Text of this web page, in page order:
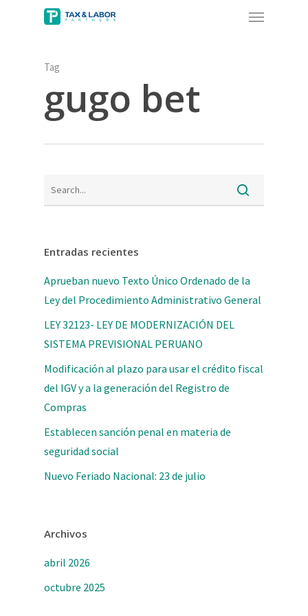
Menu
Tag
gugo bet
Entradas recientes
Aprueban nuevo Texto Único Ordenado de la
Ley del Procedimiento Administrativo General
LEY 32123- LEY DE MODERNIZACIÓN DEL
SISTEMA PREVISIONAL PERUANO
Modificación al plazo para usar el crédito fiscal
del IGV y a la generación del Registro de
Compras
Establecen sanción penal en materia de
seguridad social
Nuevo Feriado Nacional: 23 de julio
Archivos
abril 2026
octubre 2025